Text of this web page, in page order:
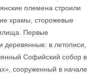
племена строили
храмы, сторожевые
Первые
в летописи,
Софийский собор в
сооруженный в начале